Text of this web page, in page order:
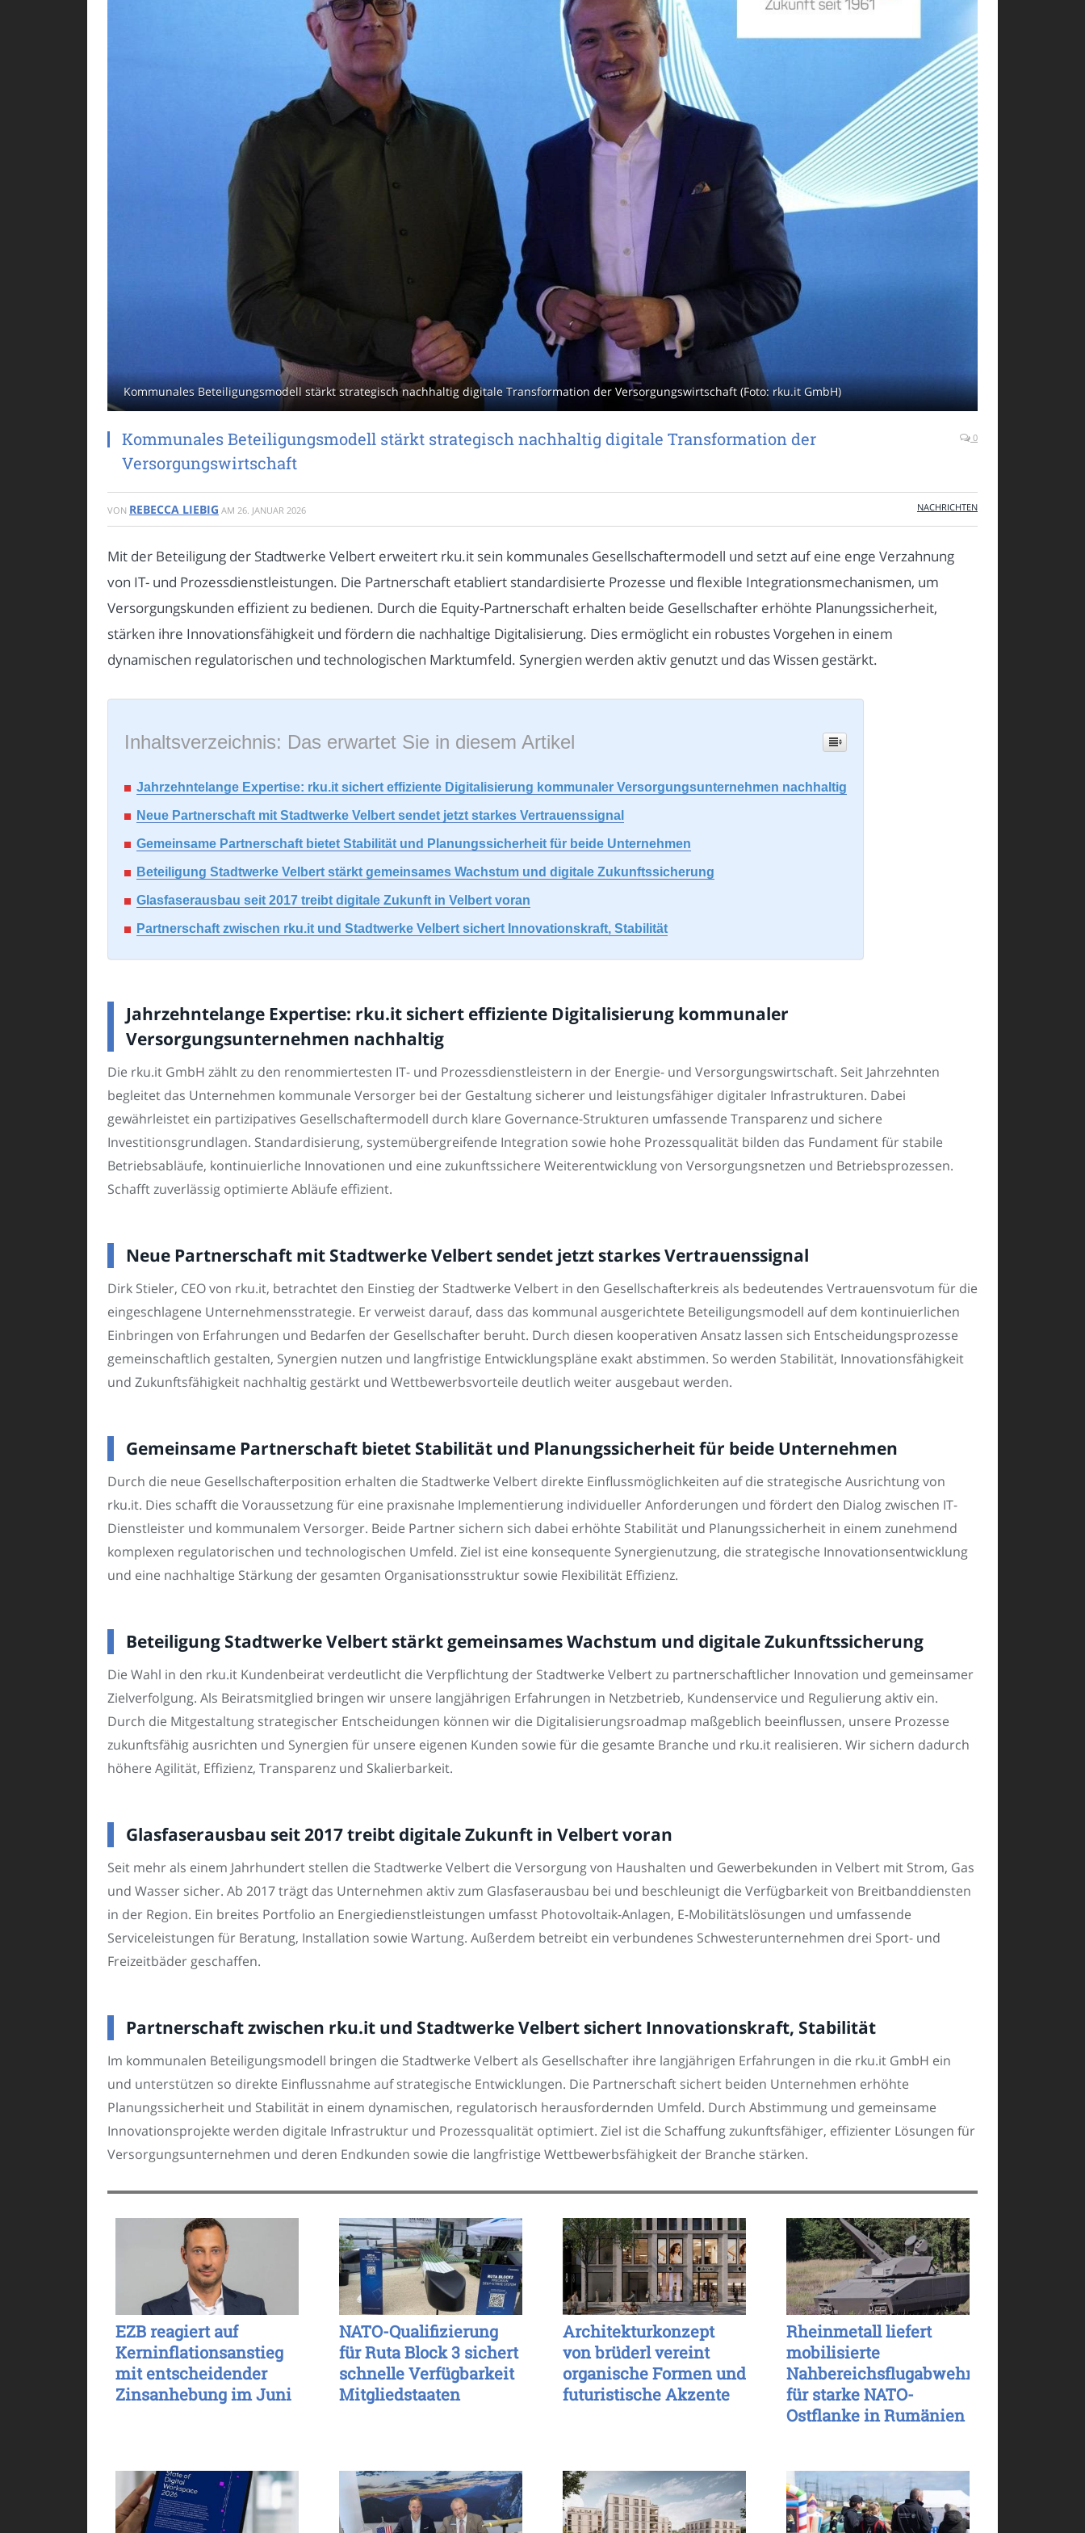
Kommunales Beteiligungsmodell stärkt strategisch nachhaltig digitale Transformation der Versorgungswirtschaft (Foto: rku.it GmbH)
Kommunales Beteiligungsmodell stärkt strategisch nachhaltig digitale Transformation der
Versorgungswirtschaft
0
VON REBECCA LIEBIG AM 26. JANUAR 2026 NACHRICHTEN
Mit der Beteiligung der Stadtwerke Velbert erweitert rku.it sein kommunales Gesellschaftermodell und setzt auf eine enge Verzahnung
von IT- und Prozessdienstleistungen. Die Partnerschaft etabliert standardisierte Prozesse und flexible Integrationsmechanismen, um
Versorgungskunden effizient zu bedienen. Durch die Equity-Partnerschaft erhalten beide Gesellschafter erhöhte Planungssicherheit,
stärken ihre Innovationsfähigkeit und fördern die nachhaltige Digitalisierung. Dies ermöglicht ein robustes Vorgehen in einem
dynamischen regulatorischen und technologischen Marktumfeld. Synergien werden aktiv genutzt und das Wissen gestärkt.
Inhaltsverzeichnis: Das erwartet Sie in diesem Artikel
Jahrzehntelange Expertise: rku.it sichert effiziente Digitalisierung kommunaler Versorgungsunternehmen nachhaltig
Neue Partnerschaft mit Stadtwerke Velbert sendet jetzt starkes Vertrauenssignal
Gemeinsame Partnerschaft bietet Stabilität und Planungssicherheit für beide Unternehmen
Beteiligung Stadtwerke Velbert stärkt gemeinsames Wachstum und digitale Zukunftssicherung
Glasfaserausbau seit 2017 treibt digitale Zukunft in Velbert voran
Partnerschaft zwischen rku.it und Stadtwerke Velbert sichert Innovationskraft, Stabilität
Jahrzehntelange Expertise: rku.it sichert effiziente Digitalisierung kommunaler
Versorgungsunternehmen nachhaltig
Die rku.it GmbH zählt zu den renommiertesten IT- und Prozessdienstleistern in der Energie- und Versorgungswirtschaft. Seit Jahrzehnten
begleitet das Unternehmen kommunale Versorger bei der Gestaltung sicherer und leistungsfähiger digitaler Infrastrukturen. Dabei
gewährleistet ein partizipatives Gesellschaftermodell durch klare Governance-Strukturen umfassende Transparenz und sichere
Investitionsgrundlagen. Standardisierung, systemübergreifende Integration sowie hohe Prozessqualität bilden das Fundament für stabile
Betriebsabläufe, kontinuierliche Innovationen und eine zukunftssichere Weiterentwicklung von Versorgungsnetzen und Betriebsprozessen.
Schafft zuverlässig optimierte Abläufe effizient.
Neue Partnerschaft mit Stadtwerke Velbert sendet jetzt starkes Vertrauenssignal
Dirk Stieler, CEO von rku.it, betrachtet den Einstieg der Stadtwerke Velbert in den Gesellschafterkreis als bedeutendes Vertrauensvotum für die
eingeschlagene Unternehmensstrategie. Er verweist darauf, dass das kommunal ausgerichtete Beteiligungsmodell auf dem kontinuierlichen
Einbringen von Erfahrungen und Bedarfen der Gesellschafter beruht. Durch diesen kooperativen Ansatz lassen sich Entscheidungsprozesse
gemeinschaftlich gestalten, Synergien nutzen und langfristige Entwicklungspläne exakt abstimmen. So werden Stabilität, Innovationsfähigkeit
und Zukunftsfähigkeit nachhaltig gestärkt und Wettbewerbsvorteile deutlich weiter ausgebaut werden.
Gemeinsame Partnerschaft bietet Stabilität und Planungssicherheit für beide Unternehmen
Durch die neue Gesellschafterposition erhalten die Stadtwerke Velbert direkte Einflussmöglichkeiten auf die strategische Ausrichtung von
rku.it. Dies schafft die Voraussetzung für eine praxisnahe Implementierung individueller Anforderungen und fördert den Dialog zwischen IT-
Dienstleister und kommunalem Versorger. Beide Partner sichern sich dabei erhöhte Stabilität und Planungssicherheit in einem zunehmend
komplexen regulatorischen und technologischen Umfeld. Ziel ist eine konsequente Synergienutzung, die strategische Innovationsentwicklung
und eine nachhaltige Stärkung der gesamten Organisationsstruktur sowie Flexibilität Effizienz.
Beteiligung Stadtwerke Velbert stärkt gemeinsames Wachstum und digitale Zukunftssicherung
Die Wahl in den rku.it Kundenbeirat verdeutlicht die Verpflichtung der Stadtwerke Velbert zu partnerschaftlicher Innovation und gemeinsamer
Zielverfolgung. Als Beiratsmitglied bringen wir unsere langjährigen Erfahrungen in Netzbetrieb, Kundenservice und Regulierung aktiv ein.
Durch die Mitgestaltung strategischer Entscheidungen können wir die Digitalisierungsroadmap maßgeblich beeinflussen, unsere Prozesse
zukunftsfähig ausrichten und Synergien für unsere eigenen Kunden sowie für die gesamte Branche und rku.it realisieren. Wir sichern dadurch
höhere Agilität, Effizienz, Transparenz und Skalierbarkeit.
Glasfaserausbau seit 2017 treibt digitale Zukunft in Velbert voran
Seit mehr als einem Jahrhundert stellen die Stadtwerke Velbert die Versorgung von Haushalten und Gewerbekunden in Velbert mit Strom, Gas
und Wasser sicher. Ab 2017 trägt das Unternehmen aktiv zum Glasfaserausbau bei und beschleunigt die Verfügbarkeit von Breitbanddiensten
in der Region. Ein breites Portfolio an Energiedienstleistungen umfasst Photovoltaik-Anlagen, E-Mobilitätslösungen und umfassende
Serviceleistungen für Beratung, Installation sowie Wartung. Außerdem betreibt ein verbundenes Schwesterunternehmen drei Sport- und
Freizeitbäder geschaffen.
Partnerschaft zwischen rku.it und Stadtwerke Velbert sichert Innovationskraft, Stabilität
Im kommunalen Beteiligungsmodell bringen die Stadtwerke Velbert als Gesellschafter ihre langjährigen Erfahrungen in die rku.it GmbH ein
und unterstützen so direkte Einflussnahme auf strategische Entwicklungen. Die Partnerschaft sichert beiden Unternehmen erhöhte
Planungssicherheit und Stabilität in einem dynamischen, regulatorisch herausfordernden Umfeld. Durch Abstimmung und gemeinsame
Innovationsprojekte werden digitale Infrastruktur und Prozessqualität optimiert. Ziel ist die Schaffung zukunftsfähiger, effizienter Lösungen für
Versorgungsunternehmen und deren Endkunden sowie die langfristige Wettbewerbsfähigkeit der Branche stärken.
EZB reagiert auf
Kerninflationsanstieg
mit entscheidender
Zinsanhebung im Juni
NATO-Qualifizierung
für Ruta Block 3 sichert
schnelle Verfügbarkeit
Mitgliedstaaten
Architekturkonzept
von brüderl vereint
organische Formen und
futuristische Akzente
Rheinmetall liefert
mobilisierte
Nahbereichsflugabwehr
für starke NATO-
Ostflanke in Rumänien